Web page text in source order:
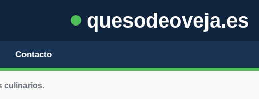
quesodeoveja.es
Contacto
culinarios.